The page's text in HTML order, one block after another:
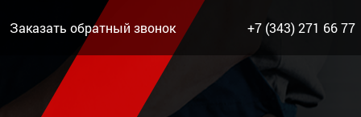
Заказать обратный звонок +7 (343) 271 66 77